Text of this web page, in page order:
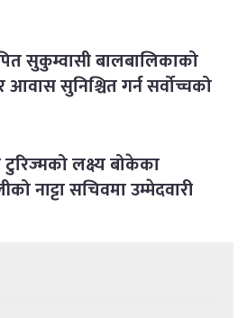
सुकुम्वासी बालबालिकाको
आवास सुनिश्चित गर्न सर्वोच्चको
टुरिज्मको लक्ष्य बोकेका
नाट्टा सचिवमा उम्मेदवारी